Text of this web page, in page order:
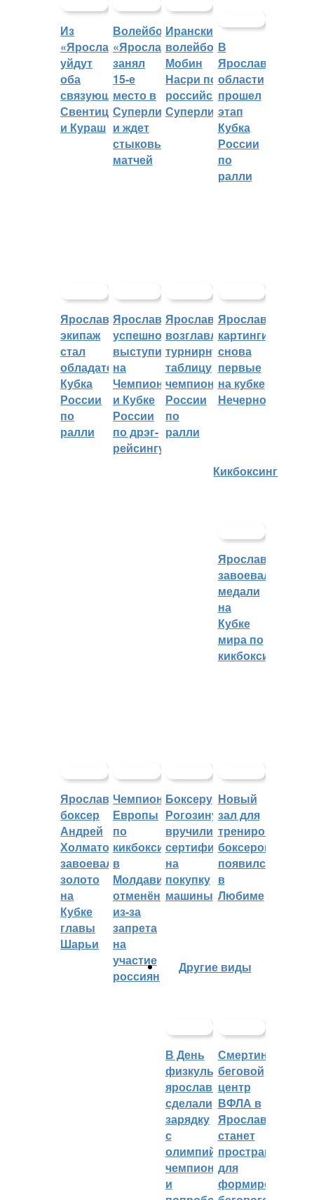
Из
«Ярославича»
уйдут
оба
связующих:
Свентицкис
и Кураш
Волейбольный
«Ярославич»
занял
15-е
место в
Суперлиге
и ждет
стыковых
матчей
Иранский
волейболист
Мобин
Насри покинет
российскую
Суперлигу
В
Ярославской
области
прошел
этап
Кубка
России
по
ралли
Ярославский
экипаж
стал
обладателем
Кубка
России
по
ралли
Ярославцы
успешно
выступили
на
Чемпионате
и Кубке
России
по дрэг-
рейсингу
Ярославцы
возглавляют
турнирную
таблицу
чемпионата
России
по
ралли
Ярославские
картингисты
снова
первые
на кубке
Нечерноземья
Кикбоксинг
Ярославцы
завоевали
медали
на
Кубке
мира по
кикбоксингу
Ярославский
боксер
Андрей
Холматов
завоевал
золото
на
Кубке
главы
Шарьи
Чемпионат
Европы
по
кикбоксингу
в
Молдавии
отменён
из-за
запрета
на
участие
россиян
Боксеру
Рогозину
вручили
сертификат
на
покупку
машины
Новый
зал для
тренировок
боксеров
появился
в
Любиме
Другие виды
В День
физкультурника
ярославцы
сделали
зарядку
с
олимпийским
чемпионом
и
Смертин:
беговой
центр
ВФЛА в
Ярославле
станет
пространством
для
формирования